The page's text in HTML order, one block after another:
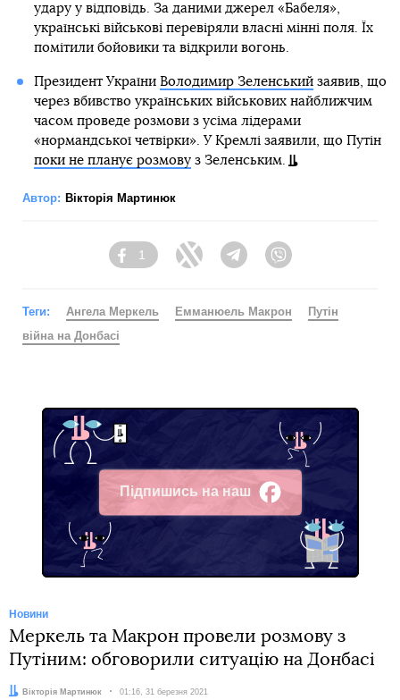
удару у відповідь. За даними джерел «Бабеля»,
українські військові перевіряли власні мінні поля. Їх
помітили бойовики та відкрили вогонь.
Президент України Володимир Зеленськийзаявив, що
через вбивство українських військових найближчим
часом проведе розмови з усіма лідерами
«нормандської четвірки». У Кремлі заявили, що Путін
поки не планує розмовуз Зеленським.
Автор: Вікторія Мартинюк
Facebook
1
Twitter TelegramViber
Теги: Ангела Меркель Емманюель Макрон
Путін
війна на Донбасі
Підпишись на наш
Facebook
Новини
Меркель та Макрон провели розмову з
Путіним: обговорили ситуацію на Донбасі
Автор:Вікторія Мартинюк Дата:
01:16, 31 березня 2021